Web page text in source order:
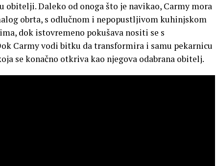
obitelji. Daleko od onoga što je navikao, Carmy mora
obrta, s odlučnom i nepopustljivom kuhinjskom
dok istovremeno pokušava nositi se s
Carmy vodi bitku da transformira i samu pekarnicu
se konačno otkriva kao njegova odabrana obitelj.